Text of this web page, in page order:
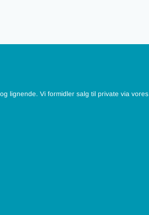
lignende. Vi formidler salg til private via vores